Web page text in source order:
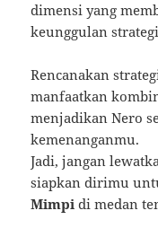
dimensi yang
keunggulan
Rencanakan
manfaatkan
menjadikan Nero
kemenanganmu.
Jadi, jangan
siapkan dirimu
Mimpi di medan